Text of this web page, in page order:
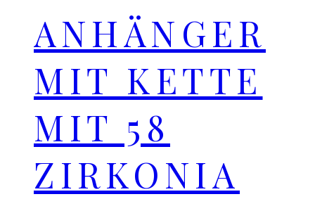
ANHÄNGER
MIT KETTE
MIT 58
ZIRKONIA